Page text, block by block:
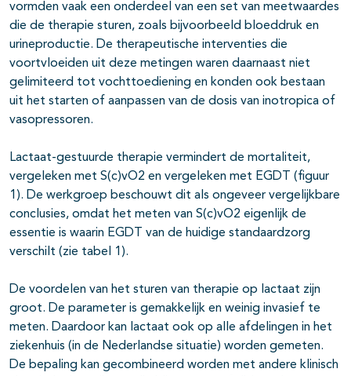
vormden vaak een onderdeel van een set van meetwaardes
die de therapie sturen, zoals bijvoorbeeld bloeddruk en
urineproductie. De therapeutische interventies die
voortvloeiden uit deze metingen waren daarnaast niet
gelimiteerd tot vochttoediening en konden ook bestaan
uit het starten of aanpassen van de dosis van inotropica of
vasopressoren.
Lactaat-gestuurde therapie vermindert de mortaliteit,
vergeleken met S(c)vO2 en vergeleken met EGDT (figuur
1). De werkgroep beschouwt dit als ongeveer vergelijkbare
conclusies, omdat het meten van S(c)vO2 eigenlijk de
essentie is waarin EGDT van de huidige standaardzorg
verschilt (zie tabel 1).
De voordelen van het sturen van therapie op lactaat zijn
groot. De parameter is gemakkelijk en weinig invasief te
meten. Daardoor kan lactaat ook op alle afdelingen in het
ziekenhuis (in de Nederlandse situatie) worden gemeten.
De bepaling kan gecombineerd worden met andere klinisch